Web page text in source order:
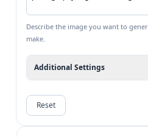
Describe the image you want to
make.
Additional Settings
Reset